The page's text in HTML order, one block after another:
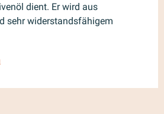
dient. Er wird aus
sehr widerstandsfähigem